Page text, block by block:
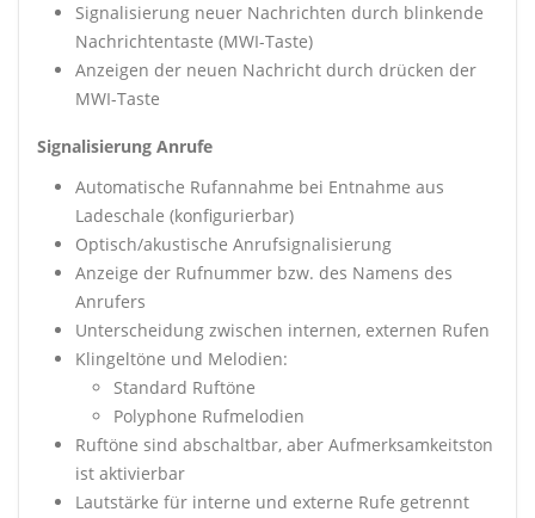
Signalisierung neuer Nachrichten durch blinkende
Nachrichtentaste (MWI-Taste)
Anzeigen der neuen Nachricht durch drücken der
MWI-Taste
Signalisierung Anrufe
Automatische Rufannahme bei Entnahme aus
Ladeschale (konfigurierbar)
Optisch/akustische Anrufsignalisierung
Anzeige der Rufnummer bzw. des Namens des
Anrufers
Unterscheidung zwischen internen, externen Rufen
Klingeltöne und Melodien:
Standard Ruftöne
Polyphone Rufmelodien
Ruftöne sind abschaltbar, aber Aufmerksamkeitston
ist aktivierbar
Lautstärke für interne und externe Rufe getrennt